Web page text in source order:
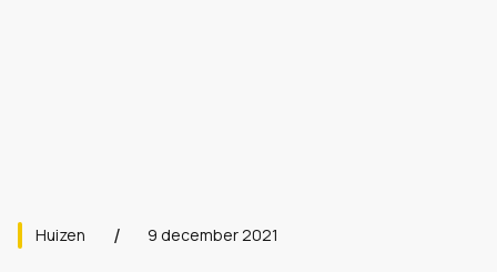
Huizen 9 december 2021